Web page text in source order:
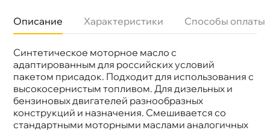
Описание Характеристики Способы оплаты
Синтетическое моторное масло с
адаптированным для российских условий
пакетом присадок. Подходит для использования с
ысокосернистым топливом. Для дизельных и
ензиновых двигателей разнообразных
конструкций и назначения. Смешивается со
стандартными моторными маслами аналогичных
язкость
10W-40
ReinWell
Тип масла
Полусинтетика
Допуски
MAN: 270/271 MB: 228.1 Volvo: VDS
Спецификации
API: CF-4/SG/SH ACEA: E2
Объем
200л
Артикул
4916/12408
Применение
Двигатель